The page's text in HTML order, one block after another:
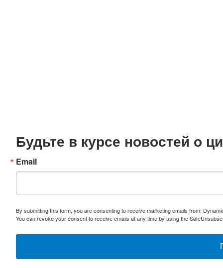
Будьте в курсе новостей о
Email
By submitting this form, you are consenting to receive marketing emails from:
You can revoke your consent to receive emails at any time by using the